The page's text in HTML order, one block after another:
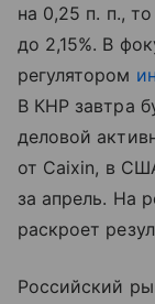
на 0,25 п. п., то
до 2,15%. В
регулятором
В КНР завтра
деловой
от Caixin, в
за апрель. На
раскроет
Российский